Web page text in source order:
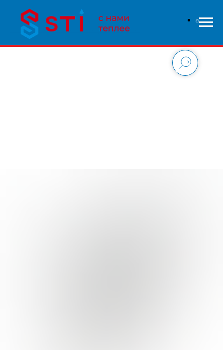
В связи с высокой нагрузкой на сайт - заказы
обрабатываются дольше чем обычно, приносим свои
извинения и надеемся на понимание с вашей стороны.